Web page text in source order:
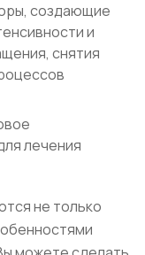
создающие
и
снятия
лечения
не только